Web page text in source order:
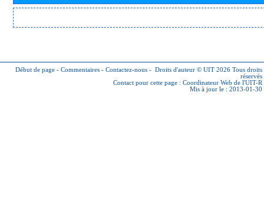
Début de page - Commentaires - Contactez-nous - Droits d'auteur © UIT 2026 Tous droits
réservés
Contact pour cette page : Coordinateur Web de l'UIT-R
Mis à jour le : 2013-01-30